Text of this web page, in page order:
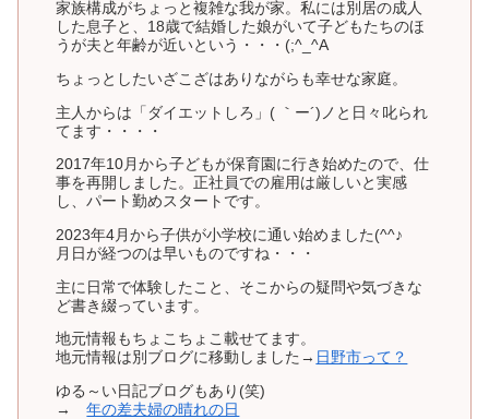
家族構成がちょっと複雑な我が家。私には別居の成人
した息子と、18歳で結婚した娘がいて子どもたちのほ
うが夫と年齢が近いという・・・(;^_^A
ちょっとしたいざこざはありながらも幸せな家庭。
主人からは「ダイエットしろ」( ｀ー´)ノと日々叱られ
てます・・・・
2017年10月から子どもが保育園に行き始めたので、仕
事を再開しました。正社員での雇用は厳しいと実感
し、パート勤めスタートです。
2023年4月から子供が小学校に通い始めました(^^♪
月日が経つのは早いものですね・・・
主に日常で体験したこと、そこからの疑問や気づきな
ど書き綴っています。
地元情報もちょこちょこ載せてます。
地元情報は別ブログに移動しました→ 日野市って？
ゆる～い日記ブログもあり(笑)
→年の差夫婦の晴れの日